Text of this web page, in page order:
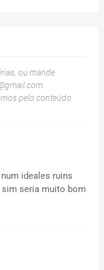
ou mande
.
pelo conteúdo
ideales ruins
sim seria muito bom